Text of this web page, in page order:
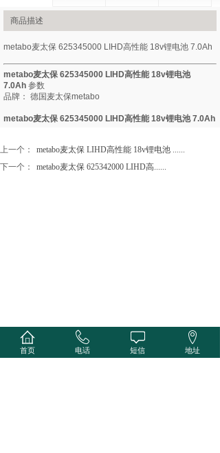
商品描述
metabo麦太保 625345000 LIHD高性能 18v锂电池 7.0Ah
metabo麦太保 625345000 LIHD高性能 18v锂电池
7.0Ah 参数
品牌： 德国 麦太保metabo
metabo麦太保 625345000 LIHD高性能 18v锂电池 7.0Ah
上一个：
metabo麦太保 LIHD高性能 18v锂电池 ......
下一个：
metabo麦太保 625342000 LIHD高......
首页 电话 短信 地址